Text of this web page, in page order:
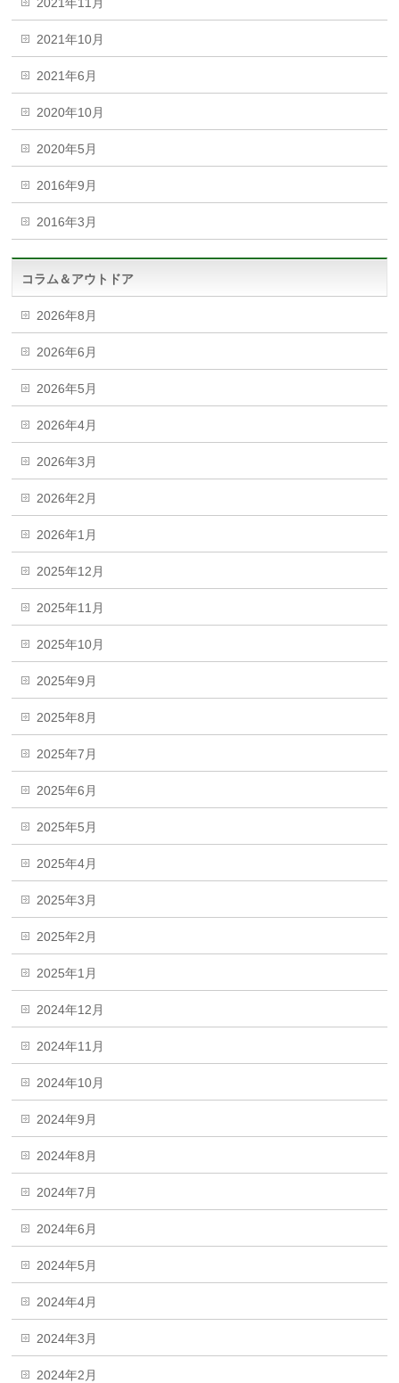
2021年10月
2021年6月
2020年10月
2020年5月
2016年9月
2016年3月
コラム＆アウトドア
2026年8月
2026年6月
2026年5月
2026年4月
2026年3月
2026年2月
2026年1月
2025年12月
2025年11月
2025年10月
2025年9月
2025年8月
2025年7月
2025年6月
2025年5月
2025年4月
2025年3月
2025年2月
2025年1月
2024年12月
2024年11月
2024年10月
2024年9月
2024年8月
2024年7月
2024年6月
2024年5月
2024年4月
2024年3月
2024年2月